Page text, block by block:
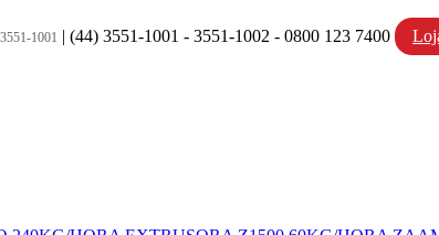
1001 | (44) 3551-1001 - 3551-1002 - 0800 123 7400